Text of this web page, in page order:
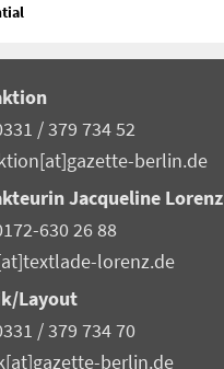
/ 379 734 52
berlin.de
Jacqueline Lorenz
630 26 88
lorenz.de
Layout
/ 379 734 70
berlin.de